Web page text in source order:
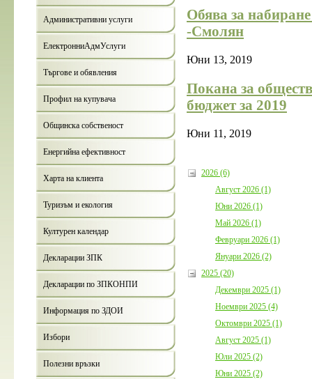
Административни услуги
ЕлектронниАдмУслуги
Търгове и обявления
Профил на купувача
Общинска собственост
Енергийна ефективност
Харта на клиента
Туризъм и екология
Културен календар
Декларации ЗПК
Декларации по ЗПКОНПИ
Информация по ЗДОИ
Избори
Полезни връзки
Обява за
-Смолян
Юни 13, 2019
Покана за
бюджет за 2019
Юни 11, 2019
2026 (6)
Август 2026 (1)
Юни 2026 (1)
Май 2026 (1)
Февруари 2026 (1)
Януари 2026 (2)
2025 (20)
Декември 2025 (1)
Ноември 2025 (4)
Октомври 2025 (1)
Август 2025 (1)
Юли 2025 (2)
Юни 2025 (2)